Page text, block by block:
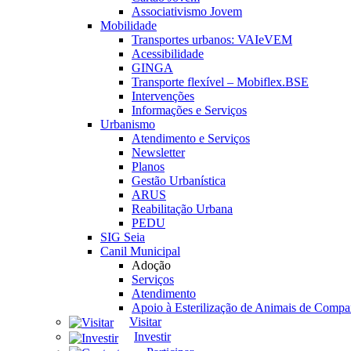
Associativismo Jovem
Mobilidade
Transportes urbanos: VAIeVEM
Acessibilidade
GINGA
Transporte flexível – Mobiflex.BSE
Intervenções
Informações e Serviços
Urbanismo
Atendimento e Serviços
Newsletter
Planos
Gestão Urbanística
ARUS
Reabilitação Urbana
PEDU
SIG Seia
Canil Municipal
Adoção
Serviços
Atendimento
Apoio à Esterilização de Animais de
Visitar
Investir